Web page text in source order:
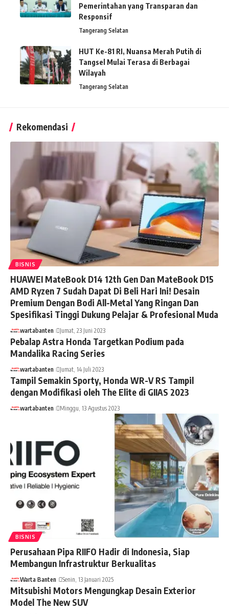
Pemerintahan yang Transparan dan
Responsif
Tangerang Selatan
HUT Ke-81 RI, Nuansa Merah Putih di
Tangsel Mulai Terasa di Berbagai
Wilayah
Tangerang Selatan
Rekomendasi
BISNIS
HUAWEI MateBook D14 12th Gen Dan MateBook D15
AMD Ryzen 7 Sudah Dapat Di Beli Hari Ini! Desain
Premium Dengan Bodi All-Metal Yang Ringan Dan
Spesifikasi Tinggi Dukung Pelajar & Profesional Muda
wartabanten Jumat, 23 Juni 2023
Pebalap Astra Honda Targetkan Podium pada
Mandalika Racing Series
wartabanten Jumat, 14 Juli 2023
Tampil Semakin Sporty, Honda WR-V RS Tampil
dengan Modifikasi oleh The Elite di GIIAS 2023
wartabanten Minggu, 13 Agustus 2023
BISNIS
Perusahaan Pipa RIIFO Hadir di Indonesia, Siap
Membangun Infrastruktur Berkualitas
Warta Banten Senin, 13 Januari 2025
Mitsubishi Motors Mengungkap Desain Exterior
Model The New SUV